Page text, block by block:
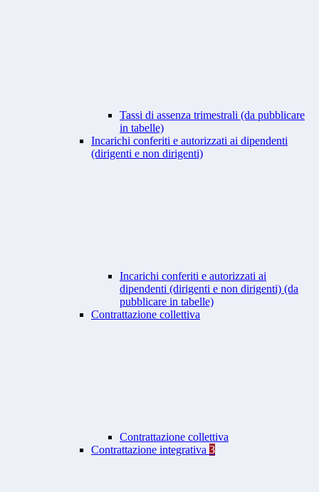
Tassi di assenza trimestrali (da pubblicare
in tabelle)
Incarichi conferiti e autorizzati ai dipendenti
(dirigenti e non dirigenti)
Incarichi conferiti e autorizzati ai
dipendenti (dirigenti e non dirigenti) (da
pubblicare in tabelle)
Contrattazione collettiva
Contrattazione collettiva
Contrattazione integrativa 3